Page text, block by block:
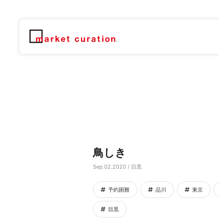
鳥しき
Sep.02.2020 / 目黒
予約困難 品川 東京
目黒